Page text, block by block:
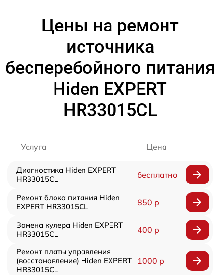
Цены на ремонт
источника
бесперебойного питания
Hiden EXPERT
HR33015CL
Услуга Цена
Диагностика Hiden EXPERT
HR33015CL
бесплатно
Ремонт блока питания Hiden
EXPERT HR33015CL
850 р
Замена кулера Hiden EXPERT
HR33015CL
400 р
Ремонт платы управления
(восстановление) Hiden EXPERT
HR33015CL
1000 р